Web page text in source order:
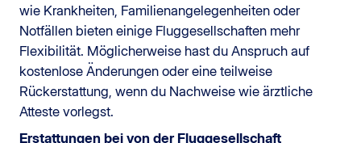
wie Krankheiten, Familienangelegenheiten oder
Notfällen bieten einige Fluggesellschaften mehr
Flexibilität. Möglicherweise hast du Anspruch auf
kostenlose Änderungen oder eine teilweise
Rückerstattung, wenn du Nachweise wie ärztliche
Atteste vorlegst.
Erstattungen bei von der Fluggesellschaft